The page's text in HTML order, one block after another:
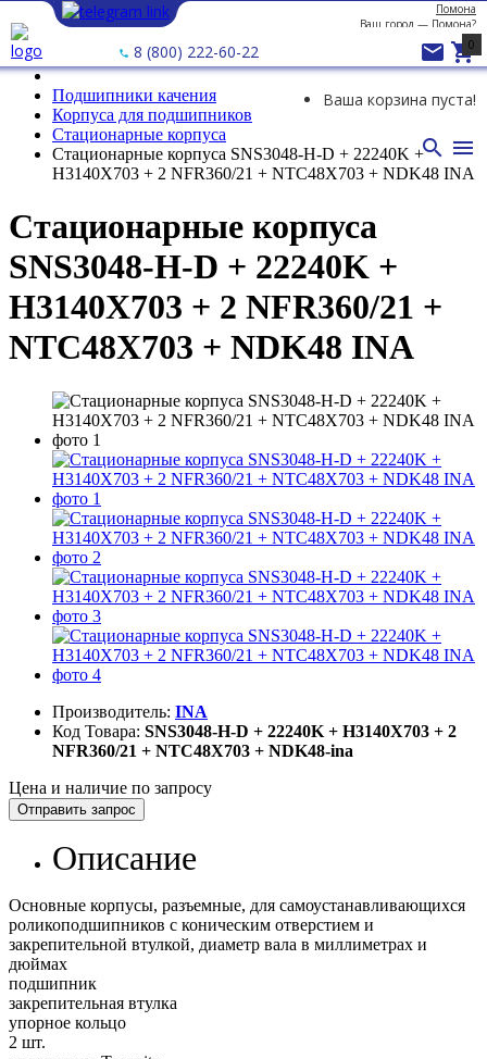
Помона
Ваш город — Помона?
8 (800) 222-60-22  
0
Ваша корзина пуста!
 
Подшипники качения
Корпуса для подшипников
Стационарные корпуса
Стационарные корпуса SNS3048-H-D + 22240K +
H3140X703 + 2 NFR360/21 + NTC48X703 + NDK48 INA
Стационарные корпуса
SNS3048-H-D + 22240K +
H3140X703 + 2 NFR360/21 +
NTC48X703 + NDK48 INA
Производитель: INA
Код Товара: SNS3048-H-D + 22240K + H3140X703 + 2
NFR360/21 + NTC48X703 + NDK48-ina
Цена и наличие по запросу
Отправить запрос
Описание
Основные корпусы, разъемные, для самоустанавливающихся
роликоподшипников с коническим отверстием и
закрепительной втулкой, диаметр вала в миллиметрах и
дюймах
подшипник
закрепительная втулка
упорное кольцо
2 шт.